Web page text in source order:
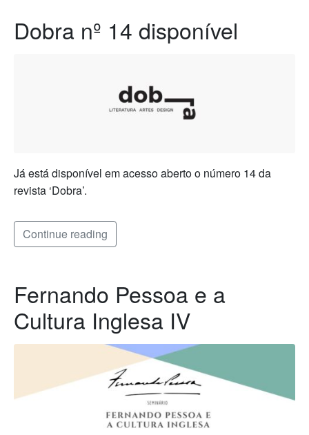
Dobra nº 14 disponível
Já está disponível em acesso aberto o número 14 da
revista ‘Dobra’.
Continue reading
Fernando Pessoa e a
Cultura Inglesa IV